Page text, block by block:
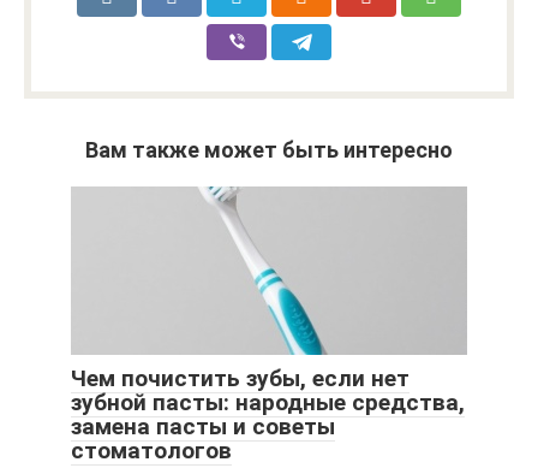
Вам также может быть интересно
Чем почистить зубы, если нет
зубной пасты: народные средства,
замена пасты и советы
стоматологов